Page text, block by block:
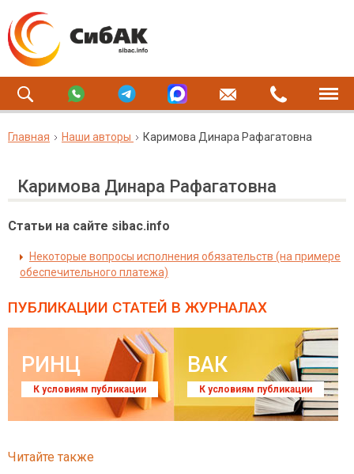
Главная Наши авторы Каримова Динара Рафагатовна
Каримова Динара Рафагатовна
Статьи на сайте sibac.info
Некоторые вопросы исполнения обязательств (на примере
обеспечительного платежа)
ПУБЛИКАЦИИ СТАТЕЙ В ЖУРНАЛАХ
РИНЦ
К условиям публикации
ВАК
К условиям публикации
Читайте также